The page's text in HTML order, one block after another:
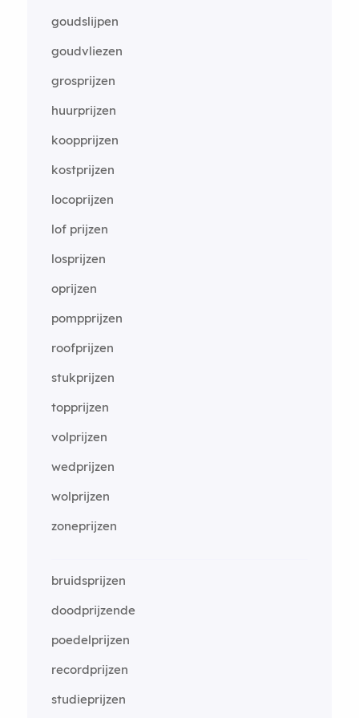
goudslijpen
goudvliezen
grosprijzen
huurprijzen
koopprijzen
kostprijzen
locoprijzen
lof prijzen
losprijzen
oprijzen
pompprijzen
roofprijzen
stukprijzen
topprijzen
volprijzen
wedprijzen
wolprijzen
zoneprijzen
bruidsprijzen
doodprijzende
poedelprijzen
recordprijzen
studieprijzen